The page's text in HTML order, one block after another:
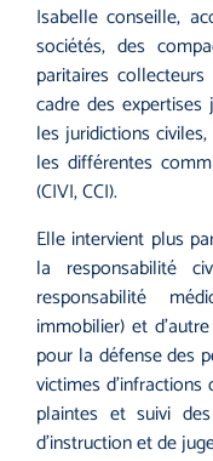
Isabelle conseille,
sociétés, des
paritaires
cadre des
les juridictions
les différentes
(CIVI, CCI).
Elle intervient plus
la responsabilité
responsabilité
immobilier) et
pour la défense des
victimes
plaintes et suivi
d’instruction et de